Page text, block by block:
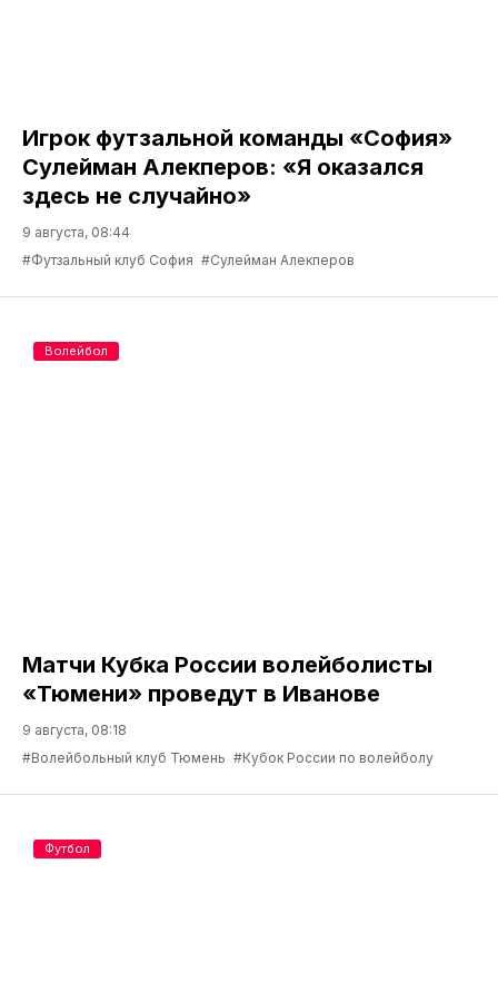
Игрок футзальной команды «София»
Сулейман Алекперов: «Я оказался
здесь не случайно»
9 августа, 08:44
#Футзальный клуб София #Сулейман Алекперов
Матчи Кубка России волейболисты
«Тюмени» проведут в Иванове
9 августа, 08:18
#Волейбольный клуб Тюмень #Кубок России по волейболу
Волейбол
Футбол